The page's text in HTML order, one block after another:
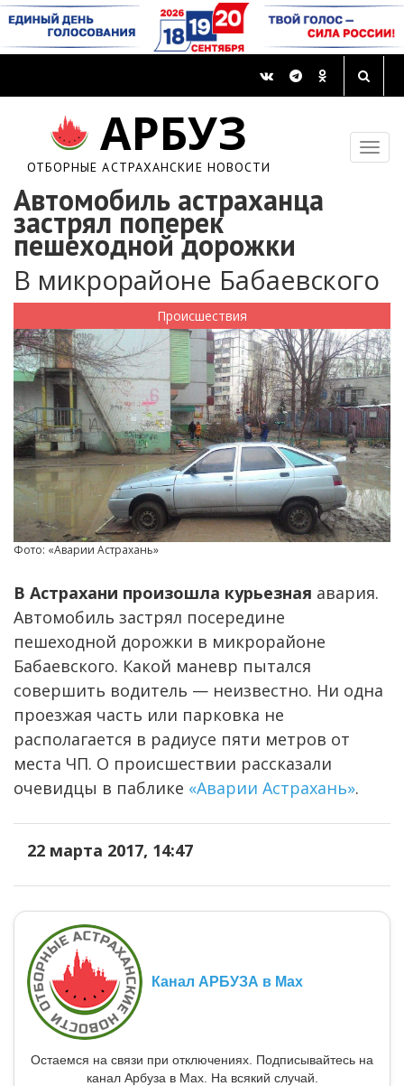
АРБУЗ
ОТБОРНЫЕ АСТРАХАНСКИЕ НОВОСТИ
Автомобиль астраханца
застрял поперек
пешеходной дорожки
В микрорайоне Бабаевского
Происшествия
Фото: «Аварии Астрахань»
В Астрахани произошла курьезная авария.
Автомобиль застрял посередине
пешеходной дорожки в микрорайоне
Бабаевского. Какой маневр пытался
совершить водитель — неизвестно. Ни одна
проезжая часть или парковка не
располагается в радиусе пяти метров от
места ЧП. О происшествии рассказали
очевидцы в паблике «Аварии Астрахань».
22 марта 2017, 14:47
Канал АРБУЗА в Max
Остаемся на связи при отключениях. Подписывайтесь на
канал Арбуза в Max. На всякий случай.